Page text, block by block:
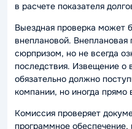
в расчете показателя
Выездная проверка может
внеплановой. Внеплановая
сюрпризом, но не всегда
последствия. Извещение о
обязательно должно
компании, но иногда прямо
Комиссия проверяет
программное обеспечение,